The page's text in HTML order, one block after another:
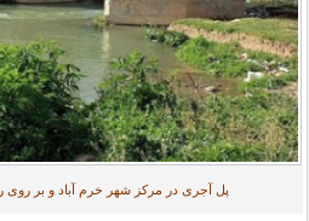
پل آجری در مركز شهر خرم آباد و بر روی